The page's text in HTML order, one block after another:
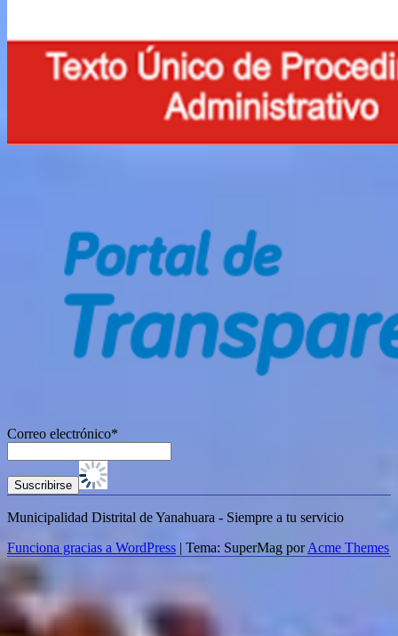
Correo electrónico*
Municipalidad Distrital de Yanahuara - Siempre a tu servicio
Funciona gracias a WordPress | Tema: SuperMag porAcme Themes